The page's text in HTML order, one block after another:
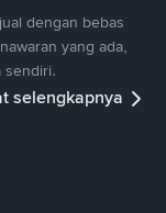
dengan bebas
yang ada,
sendiri.
selengkapnya